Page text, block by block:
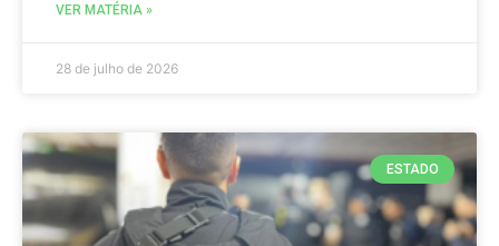
VER MATÉRIA »
28 de julho de 2026
ESTADO